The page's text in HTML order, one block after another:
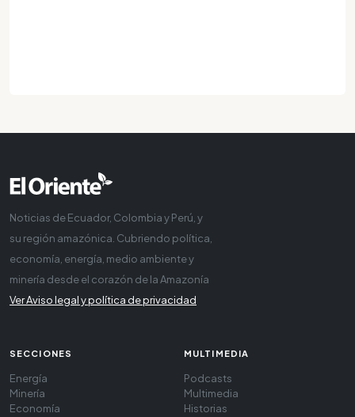
Noticias de Ecuador, Colombia y Perú, y
su región amazónica. Cubriendo política,
economía, energía, medio ambiente y
minería desde el corazón de la Amazonía
Ver Aviso legal y política de privacidad
SECCIONES
Energía
Minería
Economía
MULTIMEDIA
Podcasts
Multimedia
Historias